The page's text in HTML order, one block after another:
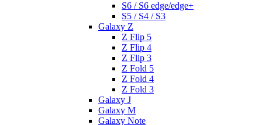
S6 / S6 edge/edge+
S5 / S4 / S3
Galaxy Z
Z Flip 5
Z Flip 4
Z Flip 3
Z Fold 5
Z Fold 4
Z Fold 3
Galaxy J
Galaxy M
Galaxy Note